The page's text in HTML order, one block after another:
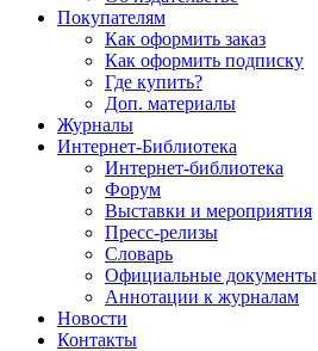
Покупателям
Как оформить заказ
Как оформить подписку
Где купить?
Доп. материалы
Журналы
Интернет-Библиотека
Интернет-библиотека
Форум
Выставки и мероприятия
Пресс-релизы
Словарь
Официальные документы
Аннотации к журналам
Новости
Контакты